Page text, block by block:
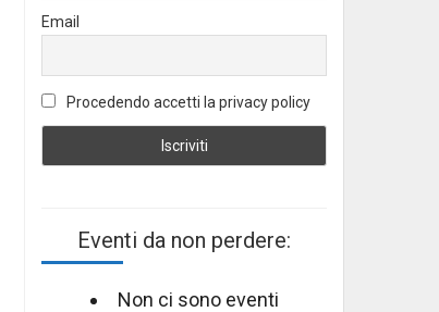
Email
Procedendo accetti la privacy policy
Eventi da non perdere:
Non ci sono eventi